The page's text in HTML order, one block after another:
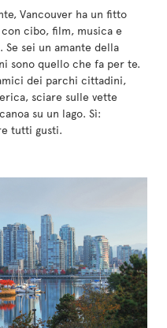
Vancouver ha un fitto
cibo, film, musica e
sei un amante della
sono quello che fa per te.
dei parchi cittadini,
sciare sulle vette
su un lago. Sì:
tutti gusti.